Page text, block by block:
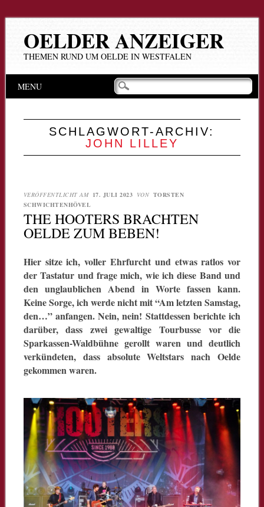
OELDER ANZEIGER
THEMEN RUND UM OELDE IN WESTFALEN
Hauptmenü
Inhalt
MENU
SCHLAGWORT-ARCHIV:
JOHN LILLEY
VERÖFFENTLICHT AM 17. JULI 2023 VON TORSTEN
SCHWICHTENHÖVEL
THE HOOTERS BRACHTEN
OELDE ZUM BEBEN!
Hier sitze ich, voller Ehrfurcht und etwas ratlos vor
der Tastatur und frage mich, wie ich diese Band und
den unglaublichen Abend in Worte fassen kann.
Keine Sorge, ich werde nicht mit “Am letzten Samstag,
den…” anfangen. Nein, nein! Stattdessen berichte ich
darüber, dass zwei gewaltige Tourbusse vor die
Sparkassen-Waldbühne gerollt waren und deutlich
verkündeten, dass absolute Weltstars nach Oelde
gekommen waren.